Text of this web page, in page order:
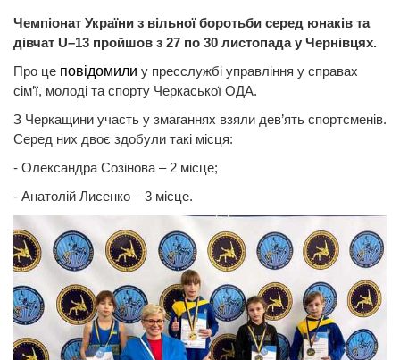
Чемпіонат України з вільної боротьби серед юнаків та
дівчат U–13 пройшов з 27 по 30 листопада у Чернівцях.
Про це повідомили у пресслужбі управління у справах
сім’ї, молоді та спорту Черкаської ОДА.
З Черкащини участь у змаганнях взяли дев’ять спортсменів.
Серед них двоє здобули такі місця:
- Олександра Созінова – 2 місце;
- Анатолій Лисенко – 3 місце.